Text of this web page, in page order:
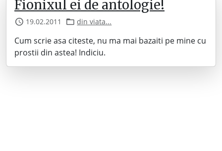
Fionixul ei de antologie!
19.02.2011 din viata...
Cum scrie asa citeste, nu ma mai bazaiti pe mine cu
prostii din astea! Indiciu.